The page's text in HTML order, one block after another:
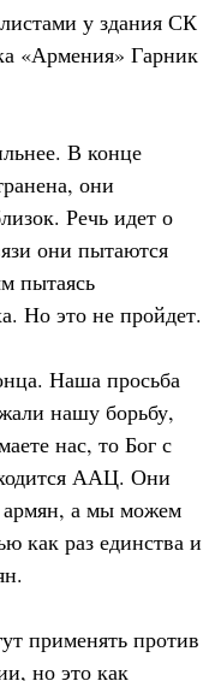
у здания СК
«Армения» Гарник
В конце
они
Речь идет о
они пытаются
пытаясь
Но это не пройдет.
Наша просьба
нашу борьбу,
нас, то Бог с
ААЦ. Они
армян, а мы можем
как раз единства и
применять против
но это как